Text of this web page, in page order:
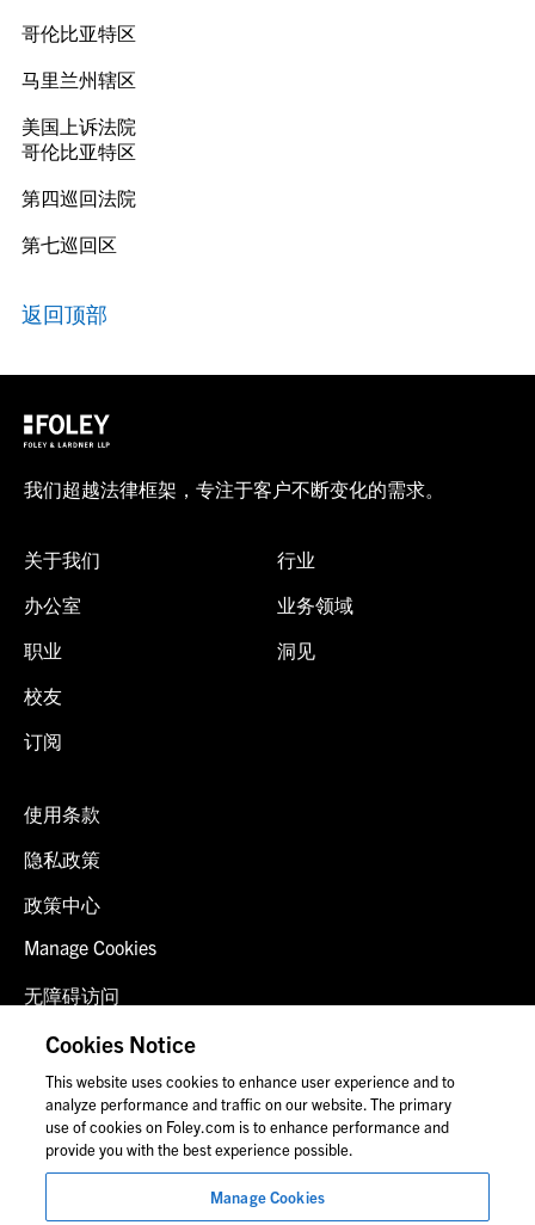
哥伦比亚特区
马里兰州辖区
美国上诉法院
哥伦比亚特区
第四巡回法院
第七巡回区
返回顶部
我们超越法律框架，专注于客户不断变化的需求。
关于我们
办公室
职业
校友
订阅
行业
业务领域
洞见
使用条款
隐私政策
政策中心
Manage Cookies
无障碍访问
客户登录
联系我们
© 2026 福里尔·拉德纳律师事务所
Cookies Notice
This website uses cookies to enhance user experience and to
analyze performance and traffic on our website. The primary
use of cookies on Foley.com is to enhance performance and
provide you with the best experience possible.
Manage Cookies